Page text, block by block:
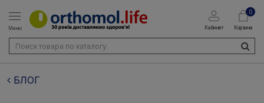
Меню Кабинет
0
Корзина
БЛОГ